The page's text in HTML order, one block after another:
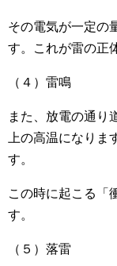
その電気が一定の
す。これが雷の正
（４）雷鳴
また、放電の通り
上の高温になりま
す。
この時に起こる「
す。
（５）落雷